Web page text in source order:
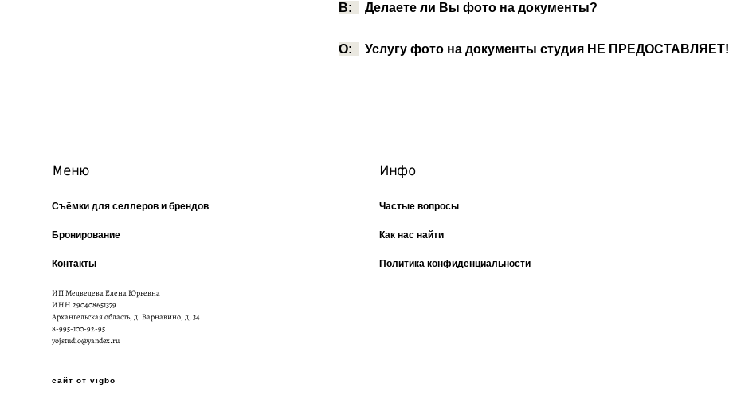
В: Делаете ли Вы фото на документы?
О: Услугу фото на документы студия НЕ ПРЕДОСТАВЛЯЕТ!
Меню
Съёмки для селлеров и брендов
Бронирование
Контакты
ИП Медведева Елена Юрьевна
ИНН 290408651379
Архангельская область, д. Варнавино, д, 34
8-995-100-92-95
yojstudio@yandex.ru
Инфо
Частые вопросы
Как нас найти
Политика конфиденциальности
сайт от vigbo